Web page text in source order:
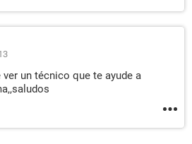
un técnico que te ayude a